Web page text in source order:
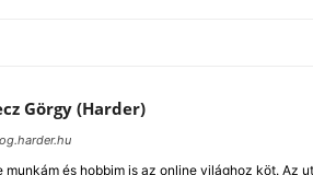
Görgy (Harder)
munkám és hobbim is az online világhoz köt. Az